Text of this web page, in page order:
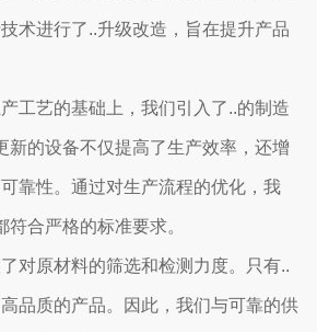
术进行了..升级改造，旨在提升产品
工艺的基础上，我们引入了..的制造
新的设备不仅提高了生产效率，还增
靠性。通过对生产流程的优化，我
合严格的标准要求。
对原材料的筛选和检测力度。只有..
品质的产品。因此，我们与可靠的供